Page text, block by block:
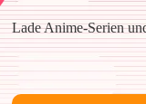
Lade Anime-Serien